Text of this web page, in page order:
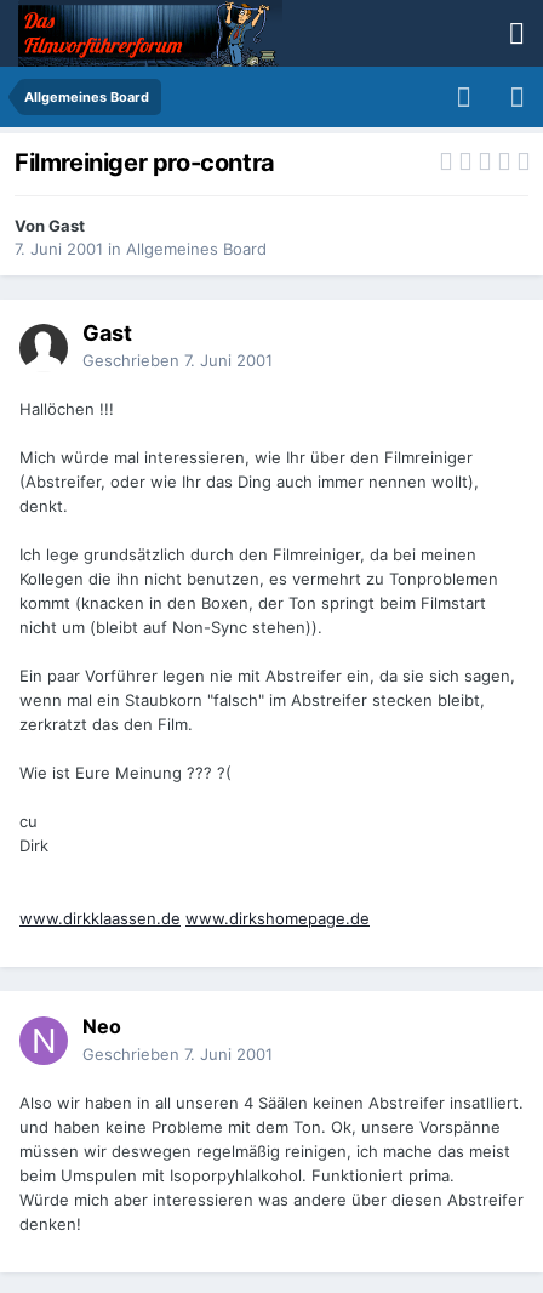
Allgemeines Board
Filmreiniger pro-contra
Von Gast
7. Juni 2001 in Allgemeines Board
Gast
Geschrieben 7. Juni 2001
Hallöchen !!!
Mich würde mal interessieren, wie Ihr über den Filmreiniger
(Abstreifer, oder wie Ihr das Ding auch immer nennen wollt),
denkt.
Ich lege grundsätzlich durch den Filmreiniger, da bei meinen
Kollegen die ihn nicht benutzen, es vermehrt zu Tonproblemen
kommt (knacken in den Boxen, der Ton springt beim Filmstart
nicht um (bleibt auf Non-Sync stehen)).
Ein paar Vorführer legen nie mit Abstreifer ein, da sie sich sagen,
wenn mal ein Staubkorn "falsch" im Abstreifer stecken bleibt,
zerkratzt das den Film.
Wie ist Eure Meinung ??? ?(
cu
Dirk
www.dirkklaassen.de www.dirkshomepage.de
Neo
Geschrieben 7. Juni 2001
Also wir haben in all unseren 4 Säälen keinen Abstreifer insatlliert.
und haben keine Probleme mit dem Ton. Ok, unsere Vorspänne
müssen wir deswegen regelmäßig reinigen, ich mache das meist
beim Umspulen mit Isoporpyhlalkohol. Funktioniert prima.
Würde mich aber interessieren was andere über diesen Abstreifer
denken!